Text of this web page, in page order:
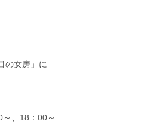
の女房」に
、18：00～